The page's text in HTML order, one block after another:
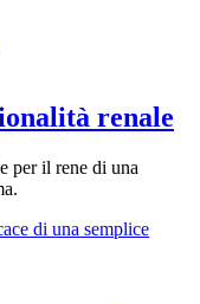
renale
per il rene di una